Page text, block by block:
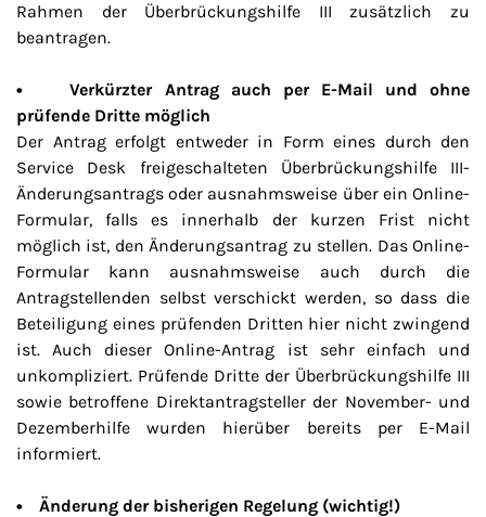
Rahmen der Überbrückungshilfe III zusätzlich zu
beantragen.
• Verkürzter Antrag auch per E-Mail und ohne
prüfende Dritte möglich
Der Antrag erfolgt entweder in Form eines durch den
Service Desk freigeschalteten Überbrückungshilfe III-
Änderungsantrags oder ausnahmsweise über ein Online-
Formular, falls es innerhalb der kurzen Frist nicht
möglich ist, den Änderungsantrag zu stellen. Das Online-
Formular kann ausnahmsweise auch durch die
Antragstellenden selbst verschickt werden, so dass die
Beteiligung eines prüfenden Dritten hier nicht zwingend
ist. Auch dieser Online-Antrag ist sehr einfach und
unkompliziert. Prüfende Dritte der Überbrückungshilfe III
sowie betroffene Direktantragsteller der November- und
Dezemberhilfe wurden hierüber bereits per E-Mail
informiert.
• Änderung der bisherigen Regelung (wichtig!)